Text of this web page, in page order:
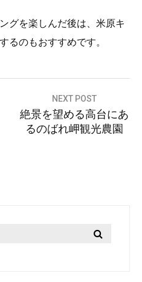
グを楽しんだ後は、米原キ
るのもおすすめです。
NEXT POST
絶景を望める高台にあ
るのばれ岬観光農園